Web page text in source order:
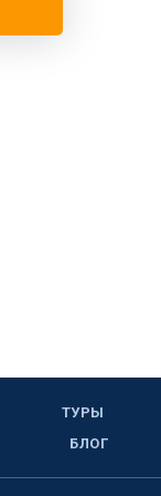
ТУРЫ
БЛОГ